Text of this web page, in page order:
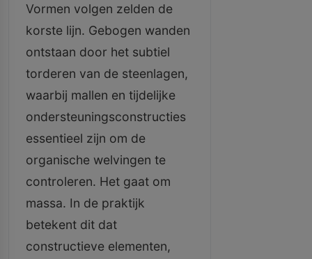
Vormen volgen zelden de
korste lijn. Gebogen wanden
ontstaan door het subtiel
torderen van de steenlagen,
waarbij mallen en tijdelijke
ondersteuningsconstructies
essentieel zijn om de
organische welvingen te
controleren. Het gaat om
massa. In de praktijk
betekent dit dat
constructieve elementen,